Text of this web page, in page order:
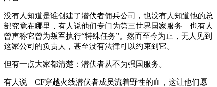
没有人知道是谁创建了潜伏者佣兵公司，也没有人知道他的总
部究竟在哪里，有人说他们专门为第三世界国家服务，也有人
曾声称它曾为叛军执行“特殊任务”。然而至今为止，无人见到
这家公司的负责人，甚至没有法律可以约束到它。
但有一点大家都清楚：潜伏者从不为强国服务。
有人说，CF穿越火线潜伏者成员流着野性的血，这让他们愿